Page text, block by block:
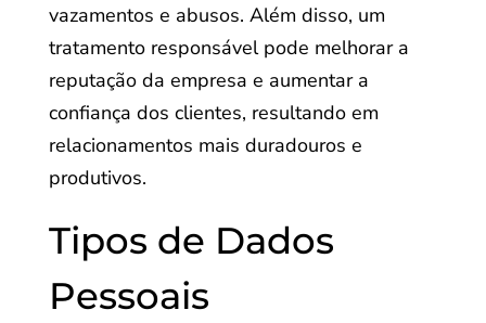
vazamentos e abusos. Além disso, um
tratamento responsável pode melhorar a
reputação da empresa e aumentar a
confiança dos clientes, resultando em
relacionamentos mais duradouros e
produtivos.
Tipos de Dados
Pessoais